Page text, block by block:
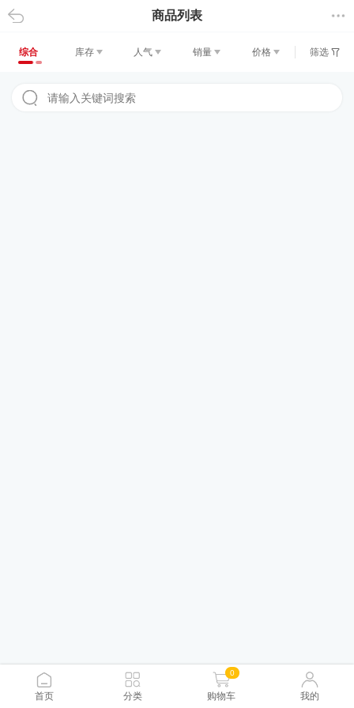
返回 商品列表
综合 库存 人气 销量 价格 筛选
首页 分类
0
购物车 我的